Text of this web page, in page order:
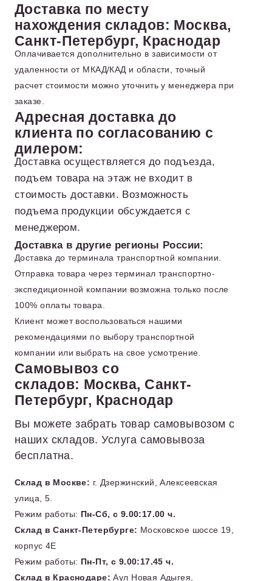
Доставка по месту
нахождения складов: Москва,
Санкт-Петербург, Краснодар
Оплачивается дополнительно в зависимости от
удаленности от МКАД/КАД и области, точный
расчет стоимости можно уточнить у менеджера при
заказе.
Адресная доставка до
клиента по согласованию с
дилером:
Доставка осуществляется до подъезда,
подъем товара на этаж не входит в
стоимость доставки. Возможность
подъема продукции обсуждается с
менеджером.
Доставка в другие регионы России:
Доставка до терминала транспортной компании.
Отправка товара через терминал транспортно-
экспедиционной компании возможна только после
100% оплаты товара.
Клиент может воспользоваться нашими
рекомендациями по выбору транспортной
компании или выбрать на свое усмотрение.
Самовывоз со
складов: Москва, Санкт-
Петербург, Краснодар
Вы можете забрать товар самовывозом с
наших складов. Услуга самовывоза
бесплатна.
Склад в Москве: г. Дзержинский, Алексеевская
улица, 5.
Режим работы: Пн-Сб, с 9.00:17.00 ч.
Склад в Санкт-Петербурге: Московское шоссе 19,
корпус 4Е
Режим работы: Пн-Пт, с 9.00:17.45 ч.
Склад в Краснодаре: Аул Новая Адыгея,